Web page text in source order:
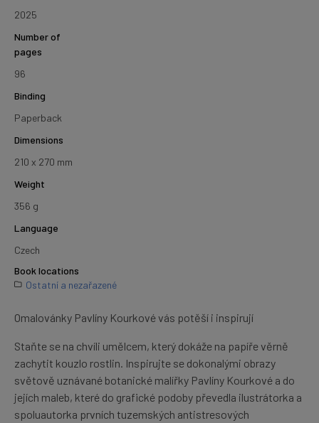
2025
Number of
pages
96
Binding
Paperback
Dimensions
210 x 270 mm
Weight
356 g
Language
Czech
Book locations
Ostatní a nezařazené
Omalovánky Pavlíny Kourkové vás potěší i inspirují
Staňte se na chvíli umělcem, který dokáže na papíře věrně
zachytit kouzlo rostlin. Inspirujte se dokonalými obrazy
světově uznávané botanické malířky Pavlíny Kourkové a do
jejích maleb, které do grafické podoby převedla ilustrátorka a
spoluautorka prvních tuzemských antistresových